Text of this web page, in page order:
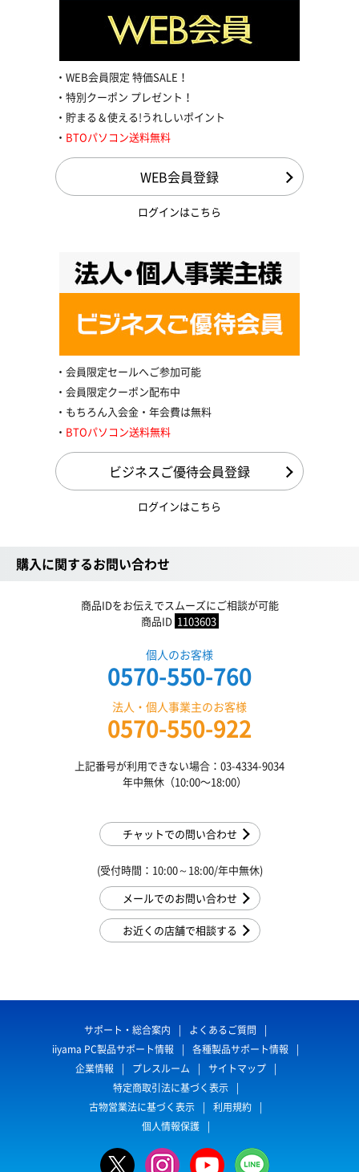
WEB会員限定 特価SALE！
特別クーポン プレゼント！
貯まる＆使える!うれしいポイント
BTOパソコン送料無料
WEB会員登録
ログインはこちら
会員限定セールへご参加可能
会員限定クーポン配布中
もちろん入会金・年会費は無料
BTOパソコン送料無料
ビジネスご優待会員登録
ログインはこちら
購入に関するお問い合わせ
商品IDをお伝えでスムーズにご相談が可能
商品ID 1103603
個人のお客様
0570-550-760
法人・個人事業主のお客様
0570-550-922
上記番号が利用できない場合：03-4334-9034
年中無休（10:00〜18:00）
チャットでの問い合わせ
(受付時間：10:00～18:00/年中無休)
メールでのお問い合わせ
お近くの店舗で相談する
サポート・総合案内
よくあるご質問
iiyama PC製品サポート情報
各種製品サポート情報
企業情報
プレスルーム
サイトマップ
特定商取引法に基づく表示
古物営業法に基づく表示
利用規約
個人情報保護